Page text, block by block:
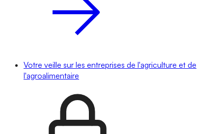
Votre veille sur les entreprises de l'agriculture et de
l'agroalimentaire